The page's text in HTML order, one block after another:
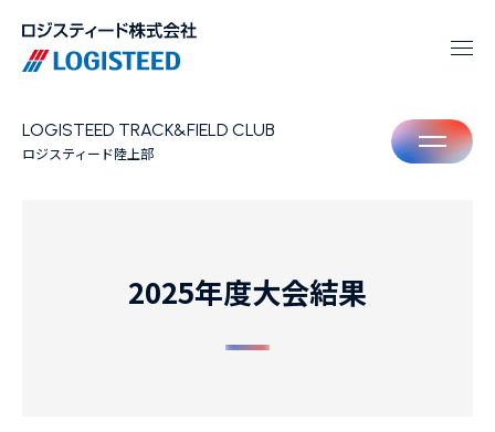
LOGISTEED TRACK&FIELD CLUB
ロジスティード陸上部
2025年度大会結果